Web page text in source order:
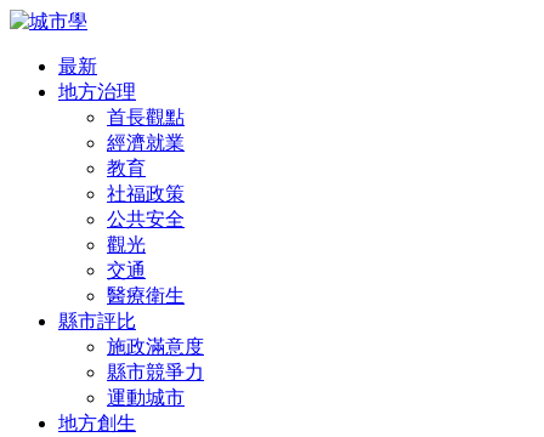
最新
地方治理
首長觀點
經濟就業
教育
社福政策
公共安全
觀光
交通
醫療衛生
縣市評比
施政滿意度
縣市競爭力
運動城市
地方創生